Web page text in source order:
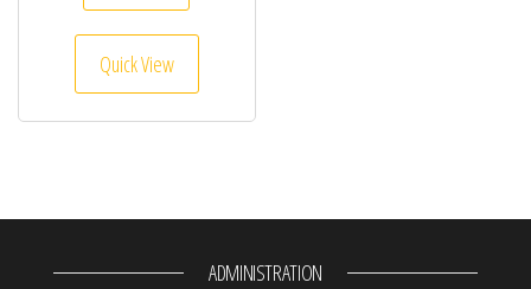
Quick View
ADMINISTRATION